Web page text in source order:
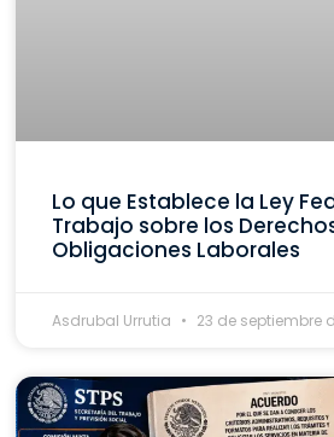
Lo que Establece la Ley
Trabajo sobre los
Obligaciones Laborales
Asdrubal Urrutia 23 de septiembre